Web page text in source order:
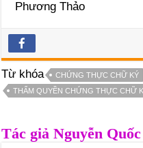
Phương Thảo
Từ khóa CHỨNG THỰC CHỮ KÝ
THẨM QUYỀN CHỨNG THỰC CHỮ
Tác giả Nguyễn